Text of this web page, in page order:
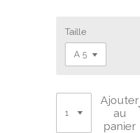
Taille
Ajouter
au
panier